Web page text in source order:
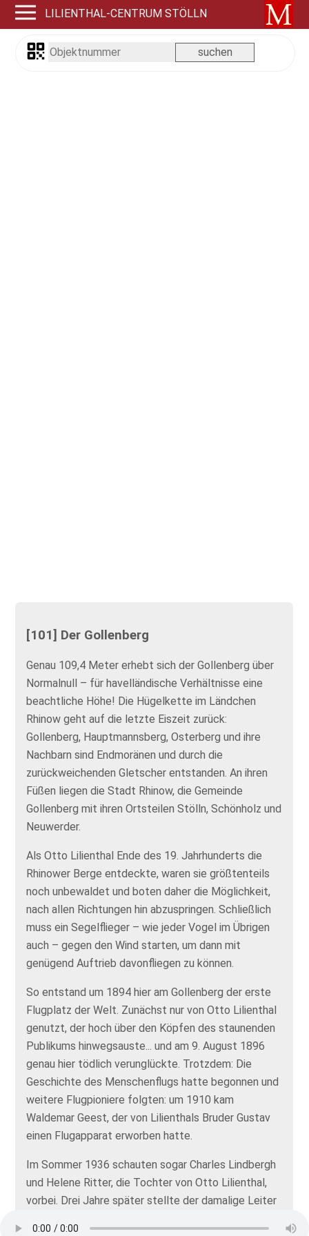
LILIENTHAL-CENTRUM STÖLLN
[101] Der Gollenberg
Genau 109,4 Meter erhebt sich der Gollenberg über
Normalnull – für havelländische Verhältnisse eine
beachtliche Höhe! Die Hügelkette im Ländchen
Rhinow geht auf die letzte Eiszeit zurück:
Gollenberg, Hauptmannsberg, Osterberg und ihre
Nachbarn sind Endmoränen und durch die
zurückweichenden Gletscher entstanden. An ihren
Füßen liegen die Stadt Rhinow, die Gemeinde
Gollenberg mit ihren Ortsteilen Stölln, Schönholz und
Neuwerder.
Als Otto Lilienthal Ende des 19. Jahrhunderts die
Rhinower Berge entdeckte, waren sie größtenteils
noch unbewaldet und boten daher die Möglichkeit,
nach allen Richtungen hin abzuspringen. Schließlich
muss ein Segelflieger – wie jeder Vogel im Übrigen
auch – gegen den Wind starten, um dann mit
genügend Auftrieb davonfliegen zu können.
So entstand um 1894 hier am Gollenberg der erste
Flugplatz der Welt. Zunächst nur von Otto Lilienthal
genutzt, der hoch über den Köpfen des staunenden
Publikums hinwegsauste... und am 9. August 1896
genau hier tödlich verunglückte. Trotzdem: Die
Geschichte des Menschenflugs hatte begonnen und
weitere Flugpioniere folgten: um 1910 kam
Waldemar Geest, der von Lilienthals Bruder Gustav
einen Flugapparat erworben hatte.
Im Sommer 1936 schauten sogar Charles Lindbergh
und Helene Ritter, die Tochter von Otto Lilienthal,
vorbei. Drei Jahre später stellte der damalige Leiter